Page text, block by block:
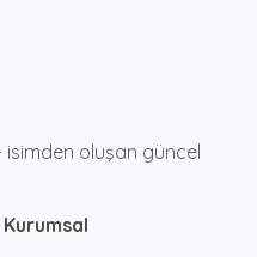
isimden oluşan güncel
Kurumsal